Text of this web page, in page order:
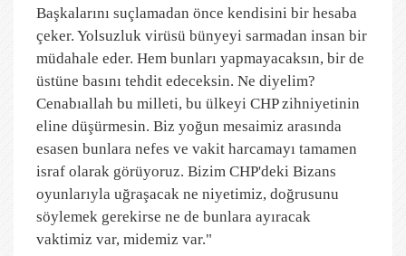
Başkalarını suçlamadan önce kendisini bir hesaba
çeker. Yolsuzluk virüsü bünyeyi sarmadan insan bir
müdahale eder. Hem bunları yapmayacaksın, bir de
üstüne basını tehdit edeceksin. Ne diyelim?
Cenabıallah bu milleti, bu ülkeyi CHP zihniyetinin
eline düşürmesin. Biz yoğun mesaimiz arasında
esasen bunlara nefes ve vakit harcamayı tamamen
israf olarak görüyoruz. Bizim CHP'deki Bizans
oyunlarıyla uğraşacak ne niyetimiz, doğrusunu
söylemek gerekirse ne de bunlara ayıracak
vaktimiz var, midemiz var."